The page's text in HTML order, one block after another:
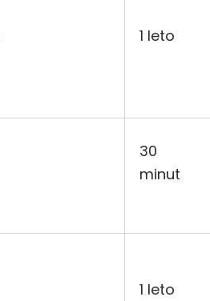
1 leto
30
minut
1 leto